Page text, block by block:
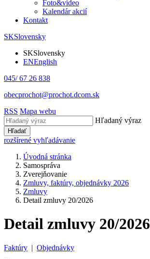
Foto&video
Kalendár akcií
Kontakt
SKSlovensky
SKSlovensky
ENEnglish
045/ 67 26 838
obecprochot@prochot.dcom.sk
RSS Mapa webu
Hľadaný výraz
Hľadať
rozšírené vyhľadávanie
Úvodná stránka
Samospráva
Zverejňovanie
Zmluvy, faktúry, objednávky 2026
Zmluvy
Detail zmluvy 20/2026
Detail zmluvy 20/2026
Faktúry | Objednávky